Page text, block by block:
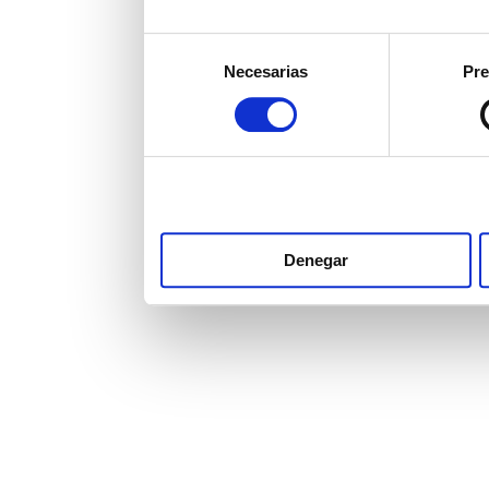
consentimiento
Necesarias
Denegar